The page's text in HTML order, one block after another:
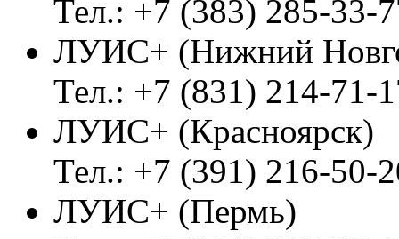
Тел.: +7 (383) 285-33-
ЛУИС+ (Нижний
Тел.: +7 (831) 214-71-
ЛУИС+ (Красноярск)
Тел.: +7 (391) 216-50-
ЛУИС+ (Пермь)